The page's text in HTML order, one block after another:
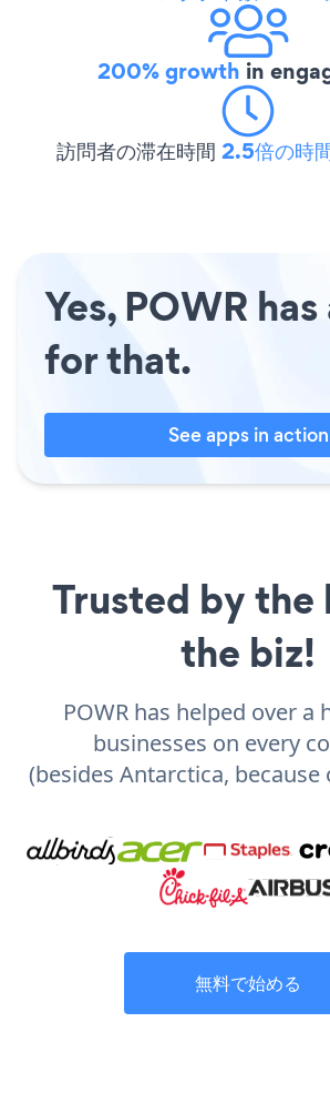
200% growth in
訪問者の滞在時間 2.5倍の時
Yes, POWR
for that.
See apps in action
Trusted by the
the biz!
POWR has helped over a
businesses on every
(besides Antarctica,
無料で始める